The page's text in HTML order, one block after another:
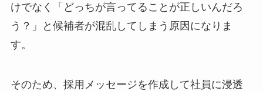
けでなく「どっちが言ってることが正しいんだろ
う？」と候補者が混乱してしまう原因になりま
す。
そのため、採用メッセージを作成して社員に浸透